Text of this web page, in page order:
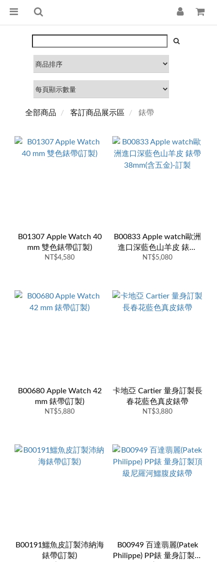
全部商品 客訂商品展示區 錶帶
B01307 Apple Watch 40
mm 雙色錶帶(訂製)
NT$4,580
B00833 Apple watch歐洲
進口深藍色山羊皮 錶帶
38mm(含五金)-訂製
NT$5,080
B00680 Apple Watch 42
mm 錶帶(訂製)
NT$5,880
卡地亞 Cartier 量身訂製長
春花藍色真皮錶帶
NT$3,880
B00191鱷魚皮訂製沛納海
錶帶(訂製)
B00949 百達翡麗(Patek
Philippe) PP錶 量身訂製頂